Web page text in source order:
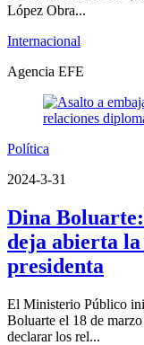
López Obra...
Internacional
Agencia EFE
Política
2024-3-31
Dina
deja abierta
presidenta
El Ministerio Público
Boluarte el 18 de
declarar los rel...